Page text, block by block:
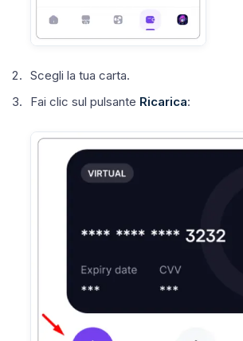
Scegli la tua carta.
Fai clic sul pulsante Ricarica: